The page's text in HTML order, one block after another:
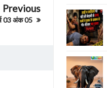
Previous
03 अंक 05